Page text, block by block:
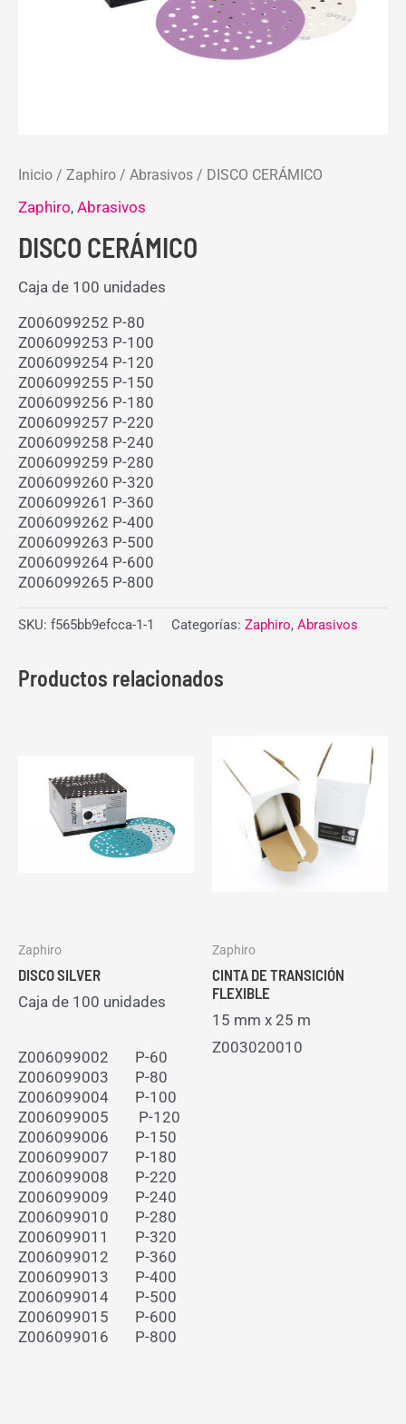
Inicio / Zaphiro / Abrasivos / DISCO CERÁMICO
Zaphiro, Abrasivos
DISCO CERÁMICO
Caja de 100 unidades
Z006099252 P-80
Z006099253 P-100
Z006099254 P-120
Z006099255 P-150
Z006099256 P-180
Z006099257 P-220
Z006099258 P-240
Z006099259 P-280
Z006099260 P-320
Z006099261 P-360
Z006099262 P-400
Z006099263 P-500
Z006099264 P-600
Z006099265 P-800
SKU: f565bb9efcca-1-1 Categorías: Zaphiro, Abrasivos
Productos relacionados
Zaphiro
DISCO SILVER
Caja de 100 unidades
Z006099002
P-60
Z006099003
P-80
Z006099004
P-100
Z006099005
P-120
Z006099006
P-150
Z006099007
P-180
Z006099008
P-220
Z006099009
P-240
Z006099010
P-280
Z006099011
P-320
Z006099012
P-360
Z006099013
P-400
Z006099014
P-500
Z006099015
P-600
Z006099016
P-800
Zaphiro
CINTA DE TRANSICIÓN
FLEXIBLE
15 mm x 25 m
Z003020010